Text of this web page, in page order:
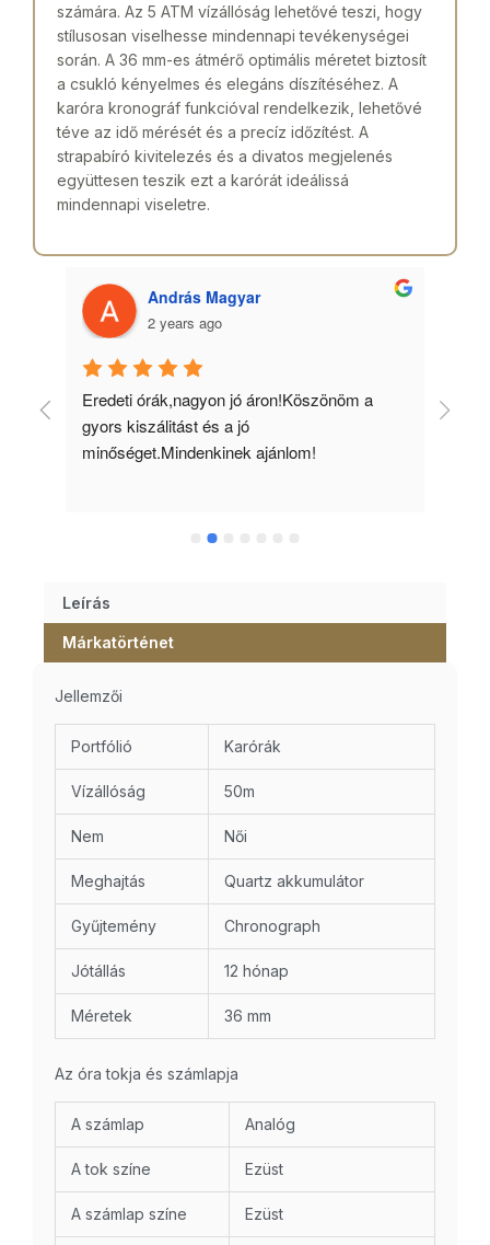
számára. Az 5 ATM vízállóság lehetővé teszi, hogy
stílusosan viselhesse mindennapi tevékenységei
során. A 36 mm-es átmérő optimális méretet biztosít
a csukló kényelmes és elegáns díszítéséhez. A
karóra kronográf funkcióval rendelkezik, lehetővé
téve az idő mérését és a precíz időzítést. A
strapabíró kivitelezés és a divatos megjelenés
együttesen teszik ezt a karórát ideálissá
mindennapi viseletre.
András Magyar
2 years ago
Eredeti órák,nagyon jó áron!Köszönöm a
gyors kiszálitást és a jó
minőséget.Mindenkinek ajánlom!
Leírás
Márkatörténet
Jellemzői
Portfólió Karórák
Vízállóság 50m
Nem Női
Meghajtás Quartz akkumulátor
Gyűjtemény Chronograph
Jótállás 12 hónap
Méretek 36 mm
Az óra tokja és számlapja
A számlap Analóg
A tok színe Ezüst
A számlap színe Ezüst